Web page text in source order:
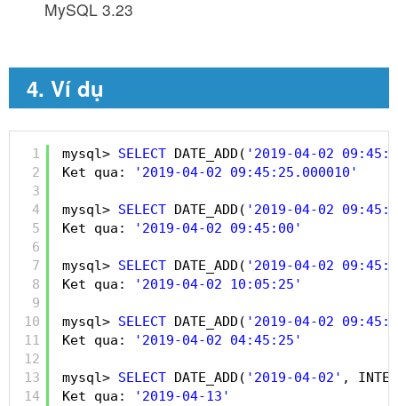
MySQL 3.23
4. Ví dụ
1
2
3
4
5
6
7
8
9
10
11
12
13
14
mysql> SELECT DATE_ADD( '2019-04-02
Ket qua:
'2019-04-02 09:45:25.000010'
mysql> SELECT DATE_ADD( '2019-04-02
Ket qua:
'2019-04-02 09:45:00'
mysql> SELECT DATE_ADD( '2019-04-02
Ket qua:
'2019-04-02 10:05:25'
mysql> SELECT DATE_ADD( '2019-04-02
Ket qua:
'2019-04-02 04:45:25'
mysql> SELECT DATE_ADD( '2019-04-02' ,
Ket qua:
'2019-04-13'